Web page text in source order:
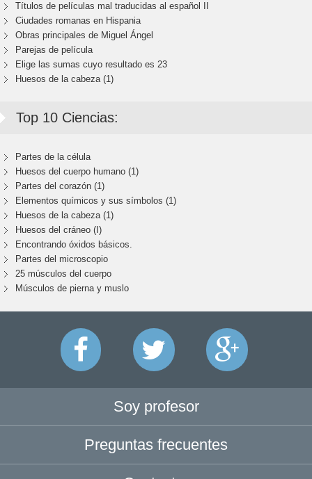
Títulos de películas mal traducidas al español II
Ciudades romanas en Hispania
Obras principales de Miguel Ángel
Parejas de película
Elige las sumas cuyo resultado es 23
Huesos de la cabeza (1)
Top 10 Ciencias:
Partes de la célula
Huesos del cuerpo humano (1)
Partes del corazón (1)
Elementos químicos y sus símbolos (1)
Huesos de la cabeza (1)
Huesos del cráneo (I)
Encontrando óxidos básicos.
Partes del microscopio
25 músculos del cuerpo
Músculos de pierna y muslo
Soy profesor
Preguntas frecuentes